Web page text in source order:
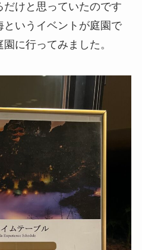
けと思っていたのです
いうイベントが庭園で
に行ってみました。